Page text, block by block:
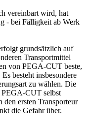
vereinbart wird, hat
- bei Fälligkeit ab Werk
grundsätzlich auf
Transportmittel
von PEGA-CUT beste,
besteht insbesondere
zu wählen. Die
PEGA-CUT selbst
ersten Transporteur
die Gefahr über.